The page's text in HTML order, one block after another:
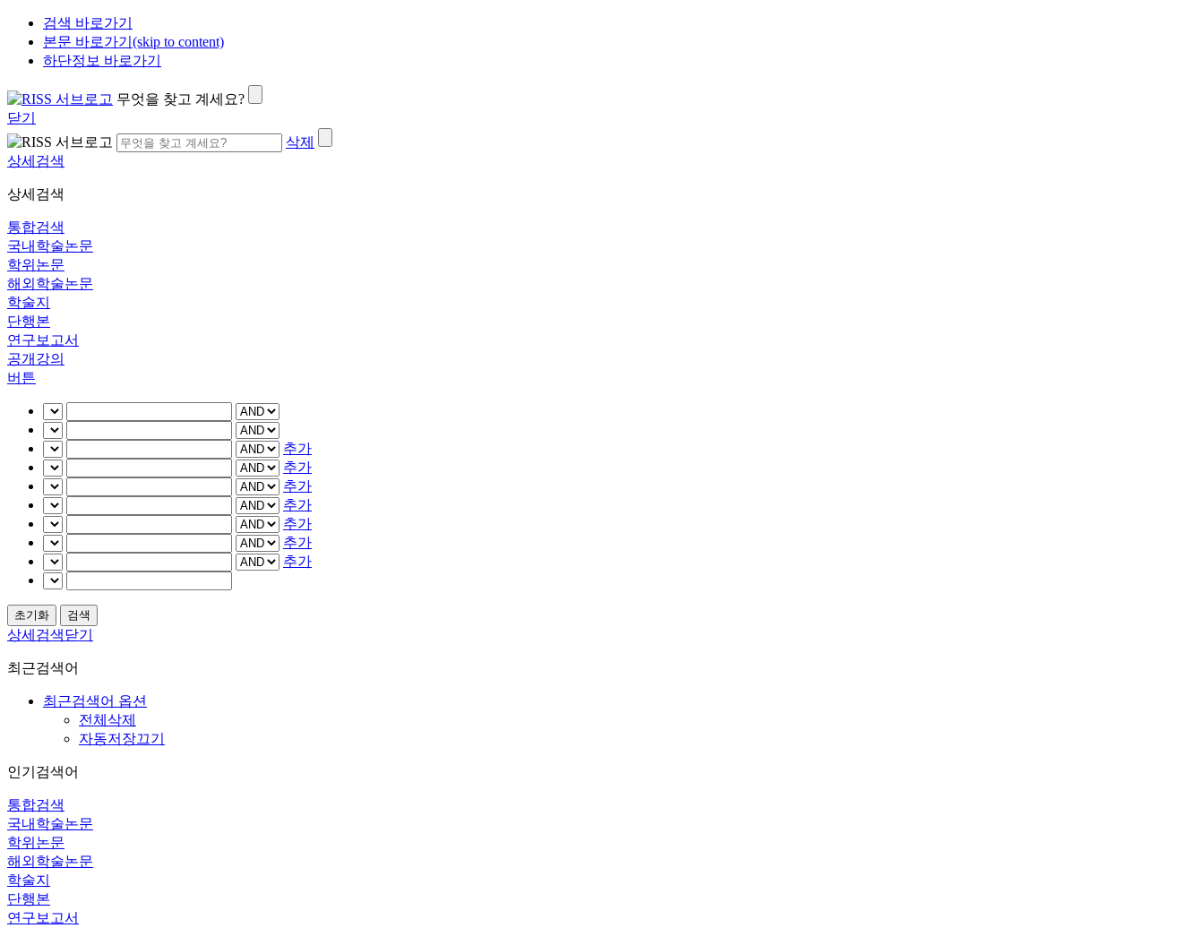
검색 바로가기
본문 바로가기(skip to content)
하단정보 바로가기
무엇을 찾고 계세요?
닫기
삭제
상세검색
상세검색
통합검색
국내학술논문
학위논문
해외학술논문
학술지
단행본
연구보고서
공개강의
버튼
추가
추가
추가
추가
추가
추가
추가
상세검색닫기
최근검색어
최근검색어 옵션
전체삭제
자동저장끄기
인기검색어
통합검색
국내학술논문
학위논문
해외학술논문
학술지
단행본
연구보고서